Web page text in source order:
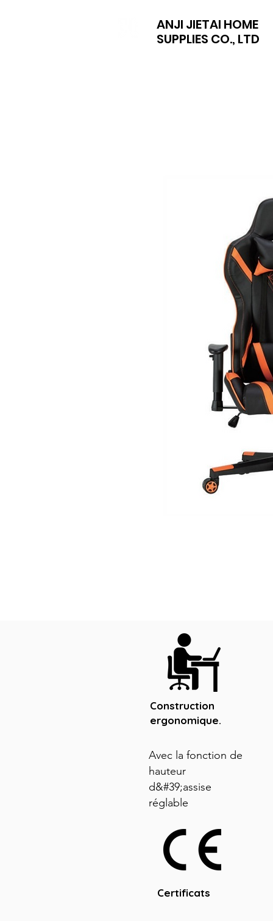
ANJI JIETAI HOME
SUPPLIES CO., LTD
Construction
ergonomique.
Avec la fonction de
hauteur
d&#39;assise
réglable
Certificats